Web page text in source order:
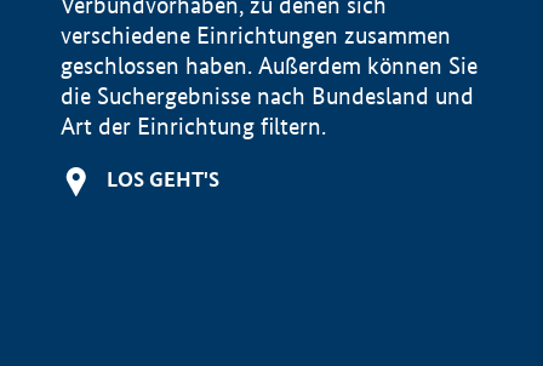
verschiedene Einrichtungen zusammen
geschlossen haben. Außerdem können Sie
die Suchergebnisse nach Bundesland und
Art der Einrichtung filtern.
LOS GEHT'S